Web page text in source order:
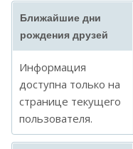
Ближайшие дни
рождения друзей
Информация
доступна только на
странице текущего
пользователя.